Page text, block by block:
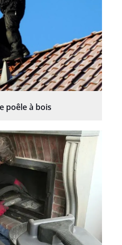
poêle à bois